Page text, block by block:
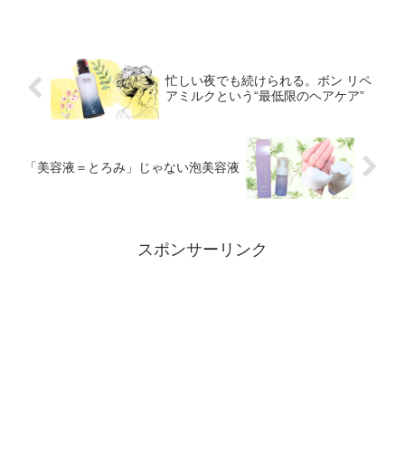
忙しい夜でも続けられる。ボン リペ
アミルクという“最低限のヘアケア”
「美容液＝とろみ」じゃない泡美容液
スポンサーリンク